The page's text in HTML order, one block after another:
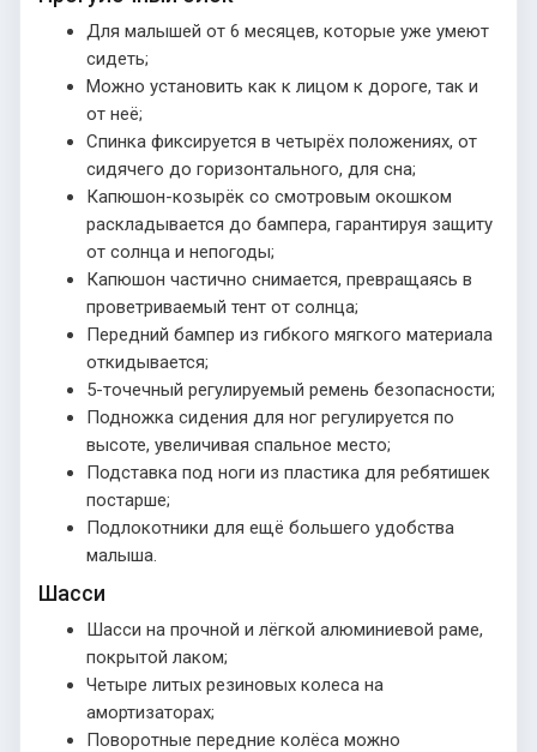
Для малышей от 6 месяцев, которые уже умеют
сидеть;
Можно установить как к лицом к дороге, так и
от неё;
Спинка фиксируется в четырёх положениях, от
сидячего до горизонтального, для сна;
Капюшон-козырёк со смотровым окошком
раскладывается до бампера, гарантируя защиту
от солнца и непогоды;
Капюшон частично снимается, превращаясь в
проветриваемый тент от солнца;
Передний бампер из гибкого мягкого материала
откидывается;
5-точечный регулируемый ремень безопасности;
Подножка сидения для ног регулируется по
высоте, увеличивая спальное место;
Подставка под ноги из пластика для ребятишек
постарше;
Подлокотники для ещё большего удобства
малыша.
Шасси
Шасси на прочной и лёгкой алюминиевой раме,
покрытой лаком;
Четыре литых резиновых колеса на
амортизаторах;
Поворотные передние колёса можно